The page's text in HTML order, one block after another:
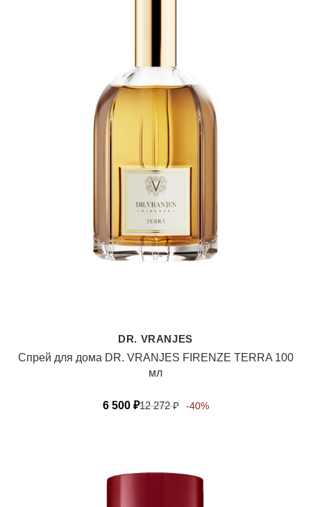
DR. VRANJES
Спрей для дома DR. VRANJES FIRENZE TERRA 100
мл
6 500 ₽12 272₽ -40%